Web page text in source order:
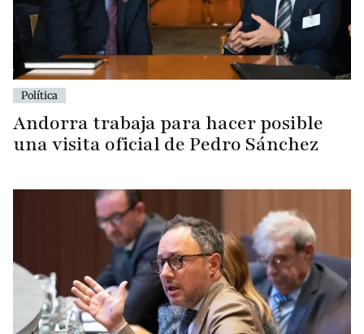
Política
Andorra trabaja para hacer posible
una visita oficial de Pedro Sánchez